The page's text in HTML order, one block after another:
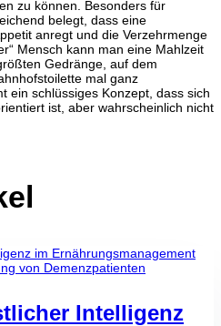
zu können. Besonders für
belegt, dass eine
anregt und die Verzehrmenge
Mensch kann man eine Mahlzeit
Gedränge, auf dem
mal ganz
ein schlüssiges Konzept, dass sich
ist, aber wahrscheinlich nicht
Intelligenz